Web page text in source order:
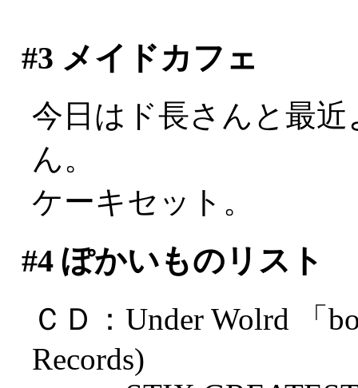
#3 メイドカフェ
今日はド長さんと最
ん。
ケーキセット。
#4ぽかいものリスト
ＣＤ：Under Wolrd 「
Records)